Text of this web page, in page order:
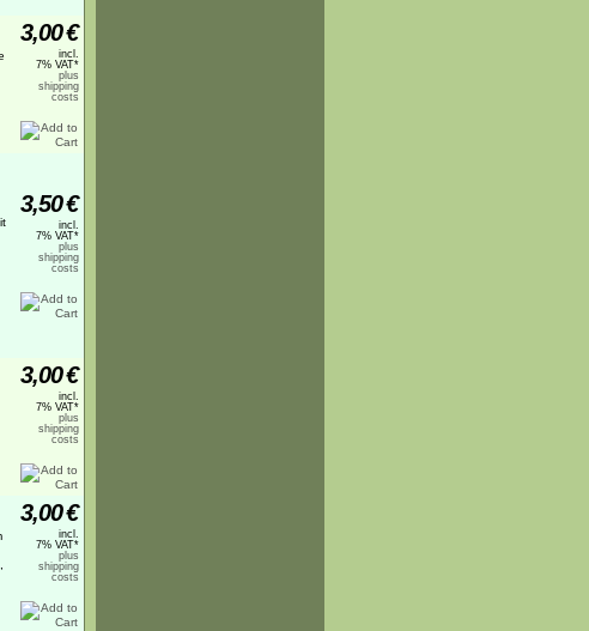
3,00€
incl.
7% VAT*
plus
shipping
costs
3,50€
incl.
7% VAT*
plus
shipping
costs
3,00€
incl.
7% VAT*
plus
shipping
costs
3,00€
incl.
7% VAT*
plus
shipping
costs